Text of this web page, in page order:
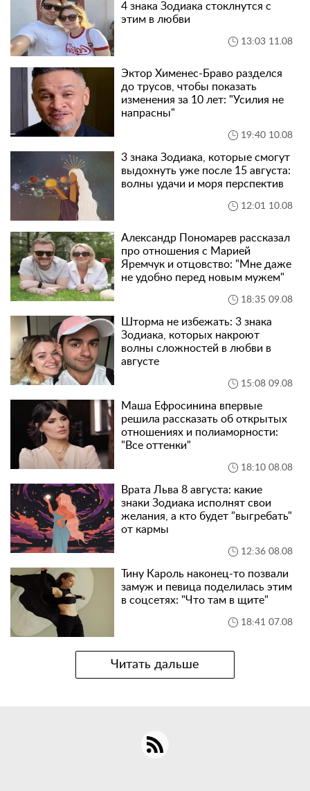
4 знака Зодиака стоклнутся с
этим в любви
13:03 11.08
Эктор Хименес-Браво разделся
до трусов, чтобы показать
изменения за 10 лет: "Усилия не
напрасны"
19:40 10.08
3 знака Зодиака, которые смогут
выдохнуть уже после 15 августа:
волны удачи и моря перспектив
12:01 10.08
Александр Пономарев рассказал
про отношения с Марией
Яремчук и отцовство: "Мне даже
не удобно перед новым мужем"
18:35 09.08
Шторма не избежать: 3 знака
Зодиака, которых накроют
волны сложностей в любви в
августе
15:08 09.08
Маша Ефросинина впервые
решила рассказать об открытых
отношениях и полиаморности:
"Все оттенки"
18:10 08.08
Врата Льва 8 августа: какие
знаки Зодиака исполнят свои
желания, а кто будет "выгребать"
от кармы
12:36 08.08
Тину Кароль наконец-то позвали
замуж и певица поделилась этим
в соцсетях: "Что там в щите"
18:41 07.08
Читать дальше